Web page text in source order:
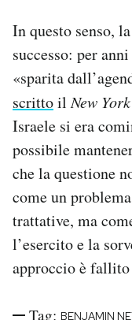
In questo senso,
successo: per
«sparita
scrittoilNew
Israele si era
possibile
che la questione
come un
trattative, ma
l’esercito e la
approccio è
Tag: BENJAMIN